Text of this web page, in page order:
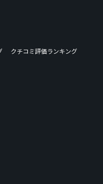
クチコミ評価ランキング